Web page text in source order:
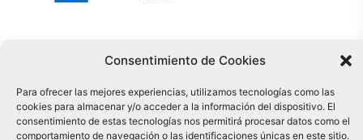
Consentimiento de Cookies
Para ofrecer las mejores experiencias, utilizamos tecnologías como las
cookies para almacenar y/o acceder a la información del dispositivo. El
consentimiento de estas tecnologías nos permitirá procesar datos como el
comportamiento de navegación o las identificaciones únicas en este sitio.
Tu compra es respaldada por nuestro certificado SSL y operada bajo las
mejores prácticas de seguridad.